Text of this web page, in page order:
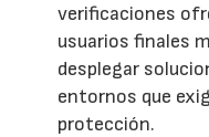
verificaciones
usuarios finales
desplegar
entornos que
protección.